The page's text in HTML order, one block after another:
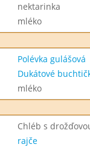
nektarinka
mléko
Polévka gulášová
Dukátové
mléko
Chléb s
rajče